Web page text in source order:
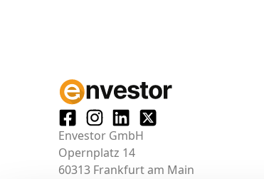
Envestor GmbH
Opernplatz 14
60313 Frankfurt am Main